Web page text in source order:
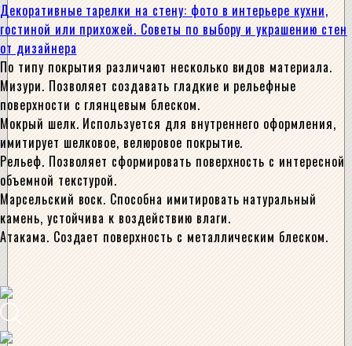
Декоративные тарелки на стену: фото в интерьере кухни,
гостиной или прихожей. Советы по выбору и украшению стен
от дизайнера
По типу покрытия различают несколько видов материала.
Мизури. Позволяет создавать гладкие и рельефные
поверхности с глянцевым блеском.
Мокрый шелк. Используется для внутреннего оформления,
имитирует шелковое, велюровое покрытие.
Рельеф. Позволяет сформировать поверхность с интересной
объемной текстурой.
Марсельский воск. Способна имитировать натуральный
камень, устойчива к воздействию влаги.
Атакама. Создает поверхность с металлическим блеском.